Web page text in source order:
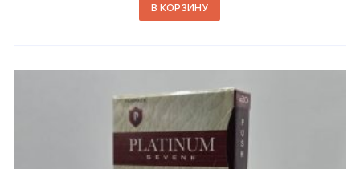
В КОРЗИНУ